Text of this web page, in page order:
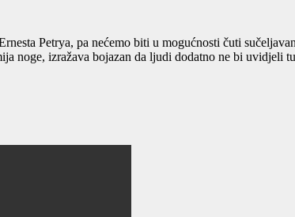
Petrya, pa nećemo biti u mogućnosti čuti
noge, izražava bojazan da ljudi dodatno ne bi